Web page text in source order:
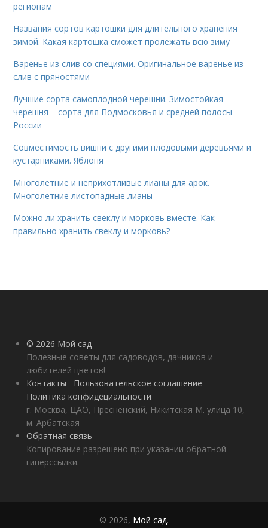
регионам
Названия сортов картошки для длительного хранения
зимой. Какая картошка сможет пролежать всю зиму
Варенье из слив со специями. Оригинальное варенье из
слив с пряностями
Лучшие сорта самоплодной черешни. Зимостойкая
черешня – сорта для Подмосковья и средней полосы
России
Совместимость вишни с другими плодовыми деревьями и
кустарниками. Яблоня
Многолетние и неприхотливые лианы для арок.
Многолетние листопадные лианы
Можно ли хранить свеклу и морковь вместе. Как
правильно хранить свеклу и морковь?
© 2026 Мой сад
Полезные советы для садоводов, дачников и
любителей цветов!
Контакты
Пользовательское соглашение
Политика конфидециальности
г. Москва, ЦАО, Пресненский, Никитская М. улица 10,
м. Арбатская
Обратная связь
Копирование разрешено при указании обратной
гиперссылки.
© 2026, Мой сад.